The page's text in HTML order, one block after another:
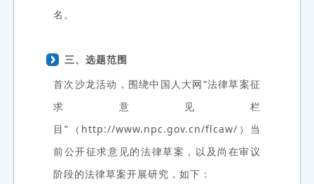
名。
三、选题范围
首次沙龙活动，围绕中国人大网“法律草案征
求意见栏
目”（http://www.npc.gov.cn/flcaw/）当
前公开征求意见的法律草案，以及尚在审议
阶段的法律草案开展研究，如下：